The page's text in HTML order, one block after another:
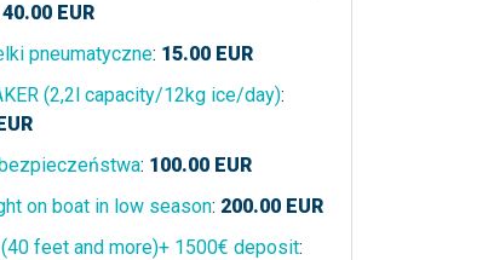
40.00 EUR
pneumatyczne: 15.00 EUR
(2,2l capacity/12kg ice/day):
: 100.00 EUR
on boat in low season: 200.00 EUR
feet and more)+ 1500€ deposit: